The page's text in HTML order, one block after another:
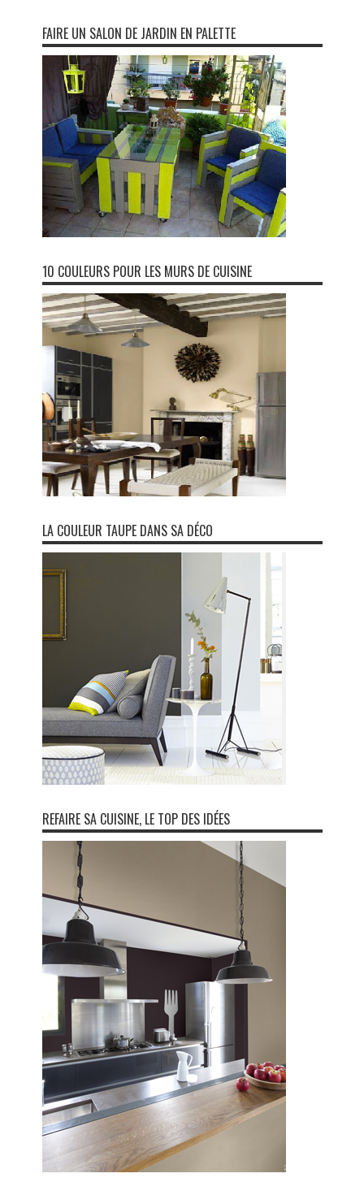
FAIRE UN SALON DE JARDIN EN PALETTE
10 COULEURS POUR LES MURS DE CUISINE
LA COULEUR TAUPE DANS SA DÉCO
REFAIRE SA CUISINE, LE TOP DES IDÉES